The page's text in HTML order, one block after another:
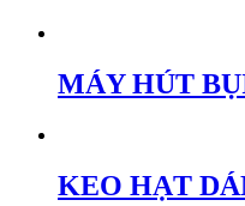
MÁY HÚT
KEO HẠT